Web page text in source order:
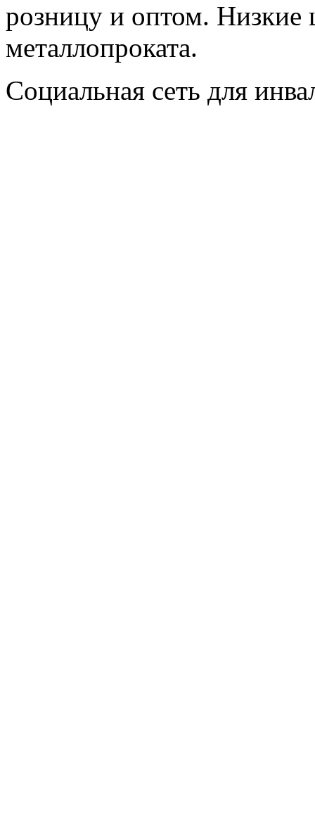
розницу и оптом. Низкие
металлопроката.
Социальная сеть для